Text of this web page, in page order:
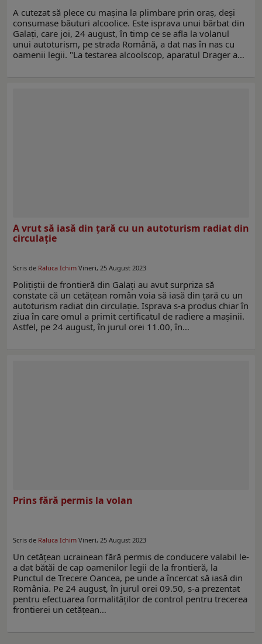
A cutezat să plece cu mașina la plimbare prin oraș, deși
consumase băuturi alcoolice. Este isprava unui bărbat din
Galați, care joi, 24 august, în timp ce se afla la volanul
unui autoturism, pe strada Română, a dat nas în nas cu
oamenii legii. "La testarea alcoolscop, aparatul Drager a…
A vrut să iasă din ţară cu un autoturism radiat din
circulație
Scris de Raluca Ichim Vineri, 25 August 2023
Poliţiştii de frontieră din Galați au avut surpriza să
constate că un cetățean român voia să iasă din țară cu un
autoturism radiat din circulație. Isprava s-a produs chiar în
ziua în care omul a primit certificatul de radiere a mașinii.
Astfel, pe 24 august, în jurul orei 11.00, în…
Prins fără permis la volan
Scris de Raluca Ichim Vineri, 25 August 2023
Un cetățean ucrainean fără permis de conducere valabil le-
a dat bătăi de cap oamenilor legii de la frontieră, la
Punctul de Trecere Oancea, pe unde a încercat să iasă din
România. Pe 24 august, în jurul orei 09.50, s-a prezentat
pentru efectuarea formalităților de control pentru trecerea
frontierei un cetățean…